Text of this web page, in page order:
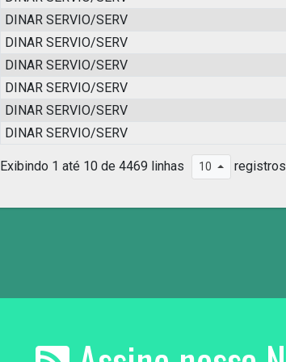
DINAR SERVIO/SERV
DINAR SERVIO/SERV
DINAR SERVIO/SERV
DINAR SERVIO/SERV
DINAR SERVIO/SERV
DINAR SERVIO/SERV
Exibindo 1 até 10 de 4469 linhas 10